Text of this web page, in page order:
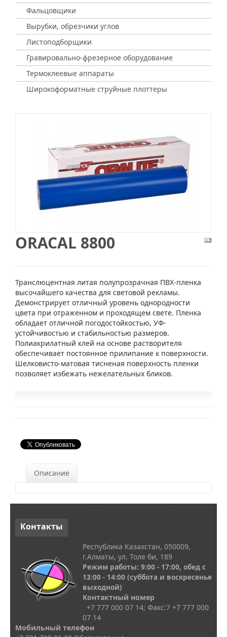
Фальцовщики
Вырубки, обрезчики углов
Листоподборщики
Гравировально-фрезерное оборудование
Термоклеевые аппараты
Широкоформатные струйные плоттеры
ORACAL 8800
Транслюцентная литая полупрозрачная ПВХ-пленка
высочайшего качества для световой рекламы.
Демонстрирует отличный уровень однородности
цвета при отраженном и проходящем свете. Пленка
обладает отличной погодостойкостью, УФ-
устойчивостью и стабильностью размеров.
Полиакрилатный клей на основе растворителя
обеспечивает постоянное прилипание к поверхности.
Шелковисто-матовая тисненая поверхность пленки
позволяет избежать нежелательных бликов.
Описание
Контакты
Республика Казахстан, 050009,
г.Алматы, ул. Толе би, 189
Режим работы: 9:00 - 17:00, обед с
13:00 - 14:00 (суббота и воскресенье
выходной)
Контактный номер
+7 777 000 07 14; Факс:7 +7 777 000
07 14
Мобильный телефон